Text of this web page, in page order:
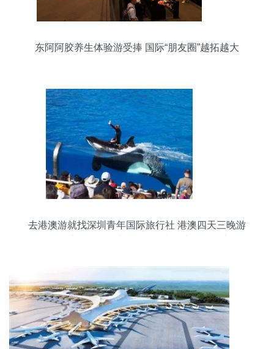
东阿阿胶养生体验游受捧 国际“朋友圈”越拓越大
去港澳游就找深圳青年国际旅行社 港澳四天三晚游